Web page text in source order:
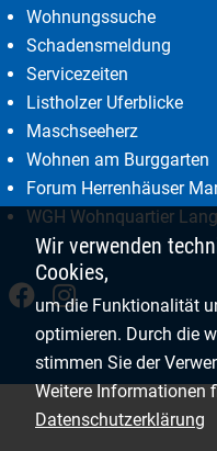
Wohnungssuche
Schadensmeldung
Servicezeiten
Listholzer Uferblicke
Maschseeherz
Wohnen am Burggarten
Forum Herrenhäuser
WGH Wohnquartier
Wir verwenden
Cookies,
um die Funktionalität
optimieren. Durch die
stimmen Sie der
Weitere Informationen
Datenschutzerklärung